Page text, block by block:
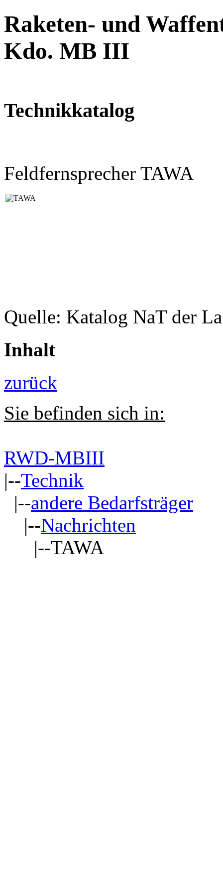
Raketen- und
Kdo. MB III
Technikkatalog
Feldfernsprecher TAWA
Quelle: Katalog NaT der
Inhalt
zurück
Sie befinden sich in:
RWD-MBIII
|--Technik
|--andere Bedarfsträger
|--Nachrichten
|--TAWA